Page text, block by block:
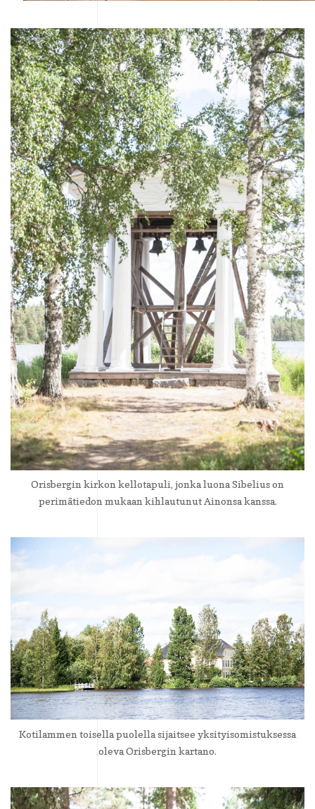
Orisbergin kirkon kellotapuli, jonka luona Sibelius on
perimätiedon mukaan kihlautunut Ainonsa kanssa.
Kotilammen toisella puolella sijaitsee yksityisomistuksessa
oleva Orisbergin kartano.